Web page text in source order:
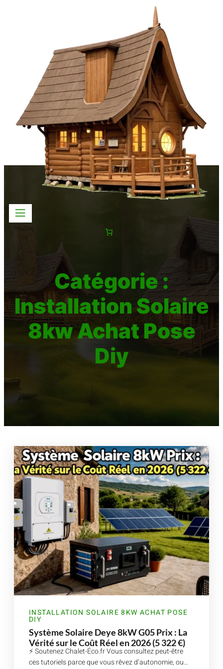
Catégorie :
Installation Solaire
8kw Achat Pose
Diy
INSTALLATION SOLAIRE 8KW ACHAT POSE
DIY
Système Solaire Deye 8kW G05 Prix : La
Vérité sur le Coût Réel en 2026 (5 322 €)
⚡ Soutenez Chalet-Éco.fr Vous consultez peut-être
ces tutoriels parce que vous rêvez d’autonomie, ou…